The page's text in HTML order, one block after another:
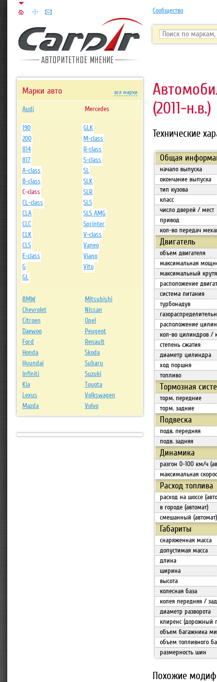
Сообщество
(2011-н.в.)
Технические
Общая
начало выпуска
окончание выпуска
тип кузова
класс
число дверей / мест
привод
кол-во передач
Двигатель
объем двигателя
максимальная
максимальный
расположение
система питания
турбонадув
расположение
кол-во цилиндров /
степень сжатия
диаметр цилиндра
ход поршня
топливо
Тормозная
торм. передние
торм. задние
Подвеска
подв. передняя
подв. задняя
Динамика
разгон 0-100 км/ч
максимальная
Расход топлива
расход на шоссе
в городе (автомат)
смешанный (автомат)
Габариты
снаряженная масса
допустимая масса
длина
ширина
высота
колесная база
колея передняя /
диаметр разворота
клиренс (дорожный
объем багажника
объем топливного
размерность шин
Похожие
Марки авто все марки
Audi Mercedes
190
200
814
817
A-class
B-class
C-class
CL-class
CLA
CLC
CLK
CLS
E-class
G
GL
GLK
M-class
R-class
S-class
SL
SLK
SLR
SLS
SLS AMG
Sprinter
V-class
Vaneo
Viano
Vito
BMW
Mitsubishi
Chevrolet
Nissan
Citroen
Opel
Daewoo
Peugeot
Ford
Renault
Honda
Skoda
Hyundai
Subaru
Infiniti
Suzuki
Kia
Toyota
Lexus
Volkswagen
Mazda
Volvo